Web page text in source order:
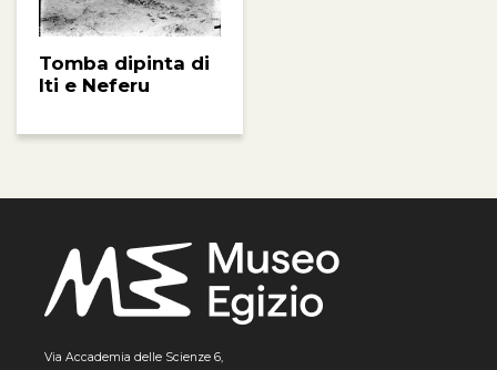
Tomba dipinta di
Iti e Neferu
Via Accademia delle Scienze 6,